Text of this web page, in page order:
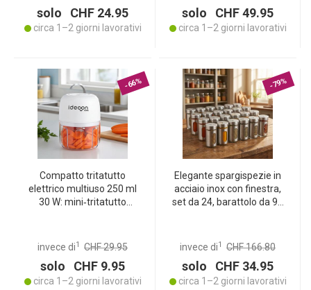
solo CHF 24.95
circa 1–2 giorni lavorativi
qualità
solo CHF 49.95
circa 1–2 giorni lavorativi
-66%
Compatto tritatutto
elettrico multiuso 250 ml
30 W: mini‑tritatutto
cipolle, aglio & pappe
invece di1 CHF 29.95
solo CHF 9.95
circa 1–2 giorni lavorativi
-79%
Elegante spargispezie in
acciaio inox con finestra,
set da 24, barattolo da 94
misure di fori regolabili
invece di1 CHF 166.80
solo CHF 34.95
circa 1–2 giorni lavorativi